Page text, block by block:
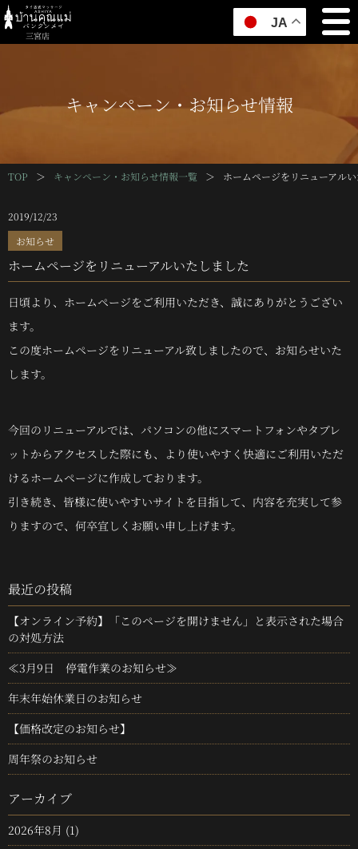
三宮店
キャンペーン・お知らせ情報
TOP ＞ キャンペーン・お知らせ情報一覧 ＞ ホームページをリニューアル
2019/12/23
お知らせ
ホームページをリニューアルいたしました
日頃より、ホームページをご利用いただき、誠にありがとうござい
ます。
この度ホームページをリニューアル致しましたので、お知らせいた
します。
今回のリニューアルでは、パソコンの他にスマートフォンやタブレ
ットからアクセスした際にも、より使いやすく快適にご利用いただ
けるホームページに作成しております。
引き続き、皆様に使いやすいサイトを目指して、内容を充実して参
りますので、何卒宜しくお願い申し上げます。
最近の投稿
【オンライン予約】「このページを開けません」と表示された場合
の対処方法
≪3月9日 停電作業のお知らせ≫
年末年始休業日のお知らせ
【価格改定のお知らせ】
周年祭のお知らせ
アーカイブ
2026年8月 (1)
JA